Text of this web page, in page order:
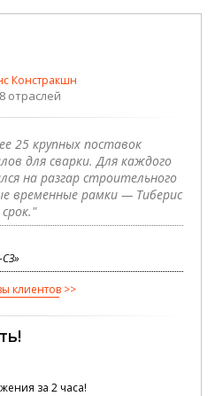
Констракшн
отраслей
25 крупных поставок
для сварки. Для каждого
на разгар строительного
временные рамки — Тиберис
клиентов
за 2 часа!